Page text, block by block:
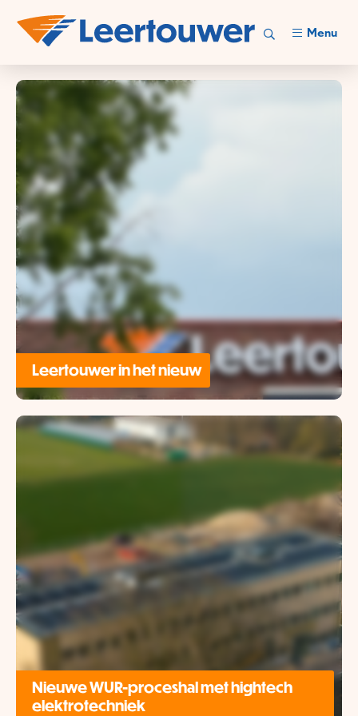
Menu
Leertouwer is partner in
complexe elektro-,
beveiligings- en
besturingstechniek.
Leer ons kennen!
Bekijk onze vacatures
Leertouwer in het nieuw
Nieuwe WUR-proceshal met hightech
elektrotechniek